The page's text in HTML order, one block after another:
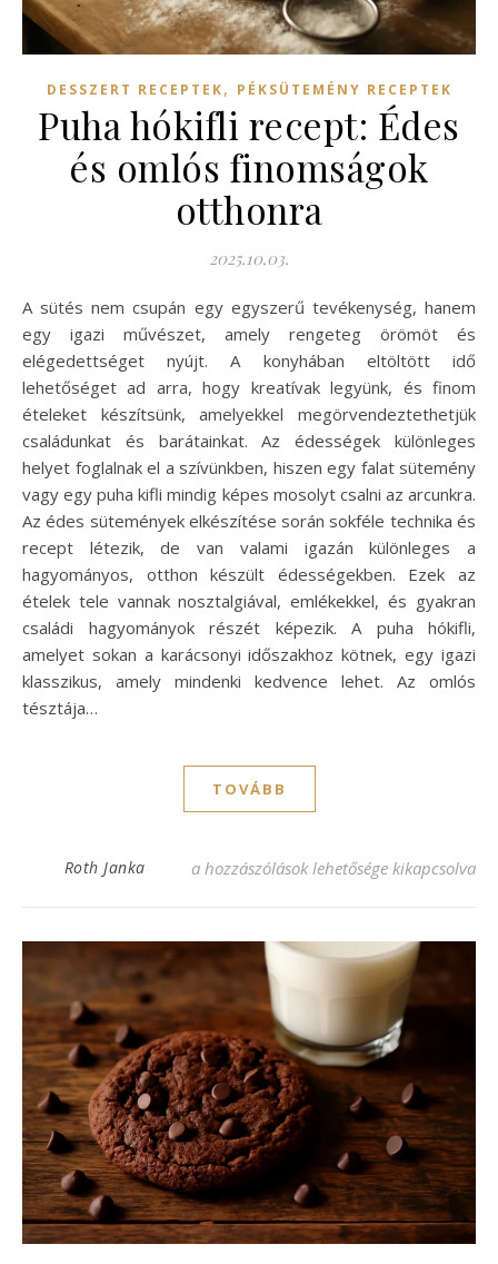
DESSZERT RECEPTEK, PÉKSÜTEMÉNY RECEPTEK
Puha hókifli recept: Édes
és omlós finomságok
otthonra
2025.10.03.
A sütés nem csupán egy egyszerű tevékenység, hanem
egy igazi művészet, amely rengeteg örömöt és
elégedettséget nyújt. A konyhában eltöltött idő
lehetőséget ad arra, hogy kreatívak legyünk, és finom
ételeket készítsünk, amelyekkel megörvendeztethetjük
családunkat és barátainkat. Az édességek különleges
helyet foglalnak el a szívünkben, hiszen egy falat sütemény
vagy egy puha kifli mindig képes mosolyt csalni az arcunkra.
Az édes sütemények elkészítése során sokféle technika és
recept létezik, de van valami igazán különleges a
hagyományos, otthon készült édességekben. Ezek az
ételek tele vannak nosztalgiával, emlékekkel, és gyakran
családi hagyományok részét képezik. A puha hókifli,
amelyet sokan a karácsonyi időszakhoz kötnek, egy igazi
klasszikus, amely mindenki kedvence lehet. Az omlós
tésztája…
TOVÁBB
Roth Janka Puha hókifli recept: Édes és omlós
a hozzászólások lehetősége kikapcsolva